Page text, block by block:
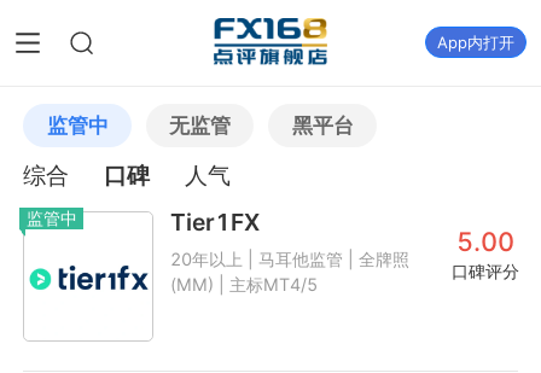
App内打开
监管中 无监管 黑平台
综合 口碑 人气
监管中 Tier1FX
20年以上 | 马耳他监管 | 全牌照
(MM) | 主标MT4/5
5.00
口碑评分